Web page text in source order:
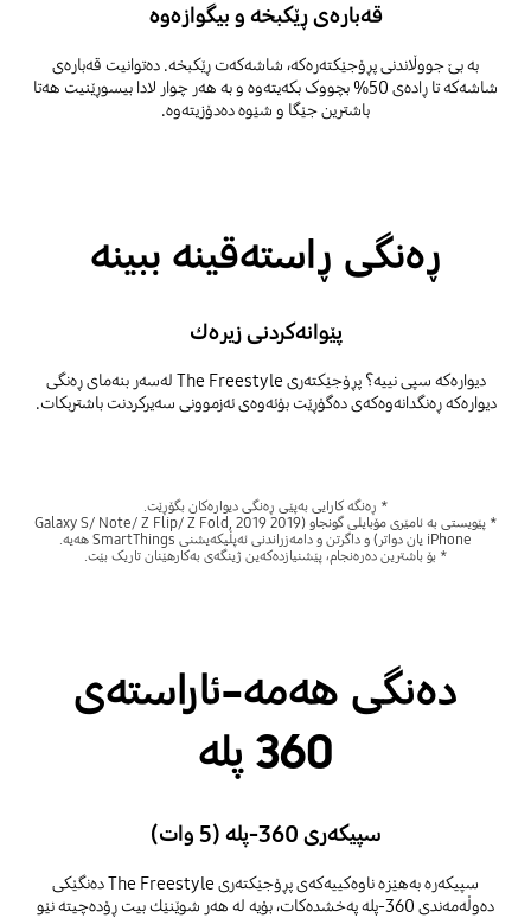
قەبارەی ڕێکبخە و بیگوازەوە
بە بێ جووڵاندنی پڕۆجێکتەرەکە، شاشەکەت ڕێکبخە. دەتوانیت قەبارەی
شاشەکە تا ڕادەی 50% بچووک بکەیتەوە و بە هەر چوار لادا بیسوڕێنیت هەتا
باشترین جێگا و شێوە دەدۆزیتەوە.
ڕەنگی ڕاستەقینە ببینە
پێوانەکردنی زیرەك
دیوارەکە سپی نییە؟ پڕۆجێکتەری The Freestyle لەسەر بنەمای ڕەنگی
دیوارەکە ڕەنگدانەوەکەی دەگۆڕێت بۆئەوەی ئەزموونی سەیرکردنت باشتربکات.
* ڕەنگە کارایی بەپێی ڕەنگی دیوارەکان بگۆڕێت.
* پێویستی بە ئامێری مۆبایلی گونجاو (2019 Galaxy S/ Note/ Z Flip/ Z Fold, 2019
iPhone یان دواتر) و داگرتن و دامەزراندنی ئەپڵیکەیشنی SmartThings هەیە.
* بۆ باشترین دەرەنجام، پێشنیازدەکەین ژینگەی بەکارهێنان تاریک بێت.
دەنگی هەمە-ئاراستەی
360 پلە
سپیکەری 360-پلە (5 وات)
سپیکەرە بەهێزە ناوەکییەکەی پڕۆجێکتەری The Freestyle دەنگێکی
دەوڵەمەندی 360-پلە پەخشدەکات، بۆیە لە هەر شوێنێك بیت ڕۆدەچیتە نێو